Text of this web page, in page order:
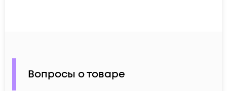
Вопросы о товаре